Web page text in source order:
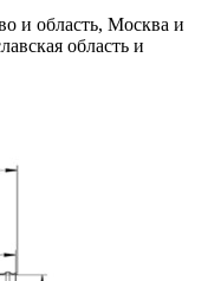
и область, Москва и
область и